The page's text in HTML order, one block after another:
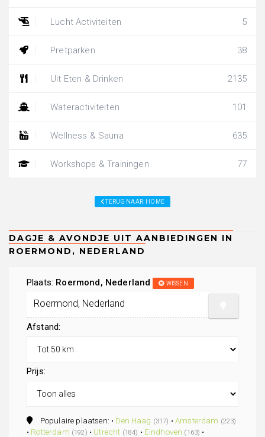
Lucht Activiteiten 5
Pretparken 38
Uit Eten & Drinken 2135
Wateractiviteiten 101
Wellness & Sauna 635
Workshops & Trainingen 77
TERUG NAAR: HOME
Plaats: Roermond, Nederland WISSEN
Afstand:
Prijs:
Populaire plaatsen: • Den Haag (317) •Amsterdam (223)
• Rotterdam (192) • Utrecht (184) • Eindhoven (163) •